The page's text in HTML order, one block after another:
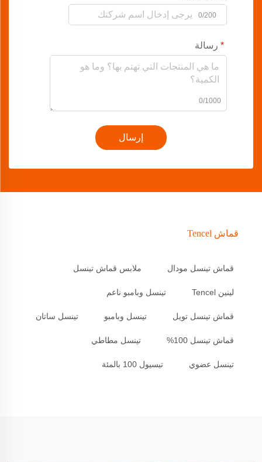
0/200
رسالة
0/1000
إرسال
قماش Tencel
قماش تينسل مودال ملابس قماش تينسل
لينين Tencel تينسل وبامبو ناعم
قماش تينسل تويل تينسل وبامبو تينسل ساتان
قماش تينسل 100% تينسل مطاطي
تينسل عضوي تيسيول 100 بالمئة